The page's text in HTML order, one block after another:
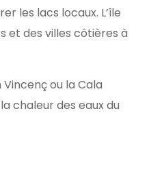
les lacs locaux. L’île
et des villes côtières à
ou la Cala
chaleur des eaux du